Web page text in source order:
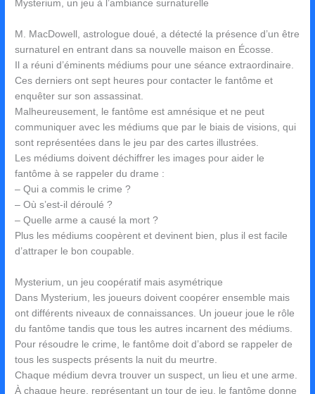
Mysterium, un jeu à l’ambiance surnaturelle
M. MacDowell, astrologue doué, a détecté la présence d’un être
surnaturel en entrant dans sa nouvelle maison en Écosse.
Il a réuni d’éminents médiums pour une séance extraordinaire.
Ces derniers ont sept heures pour contacter le fantôme et
enquêter sur son assassinat.
Malheureusement, le fantôme est amnésique et ne peut
communiquer avec les médiums que par le biais de visions, qui
sont représentées dans le jeu par des cartes illustrées.
Les médiums doivent déchiffrer les images pour aider le
fantôme à se rappeler du drame :
– Qui a commis le crime ?
– Où s’est-il déroulé ?
– Quelle arme a causé la mort ?
Plus les médiums coopèrent et devinent bien, plus il est facile
d’attraper le bon coupable.
Mysterium, un jeu coopératif mais asymétrique
Dans Mysterium, les joueurs doivent coopérer ensemble mais
ont différents niveaux de connaissances. Un joueur joue le rôle
du fantôme tandis que tous les autres incarnent des médiums.
Pour résoudre le crime, le fantôme doit d’abord se rappeler de
tous les suspects présents la nuit du meurtre.
Chaque médium devra trouver un suspect, un lieu et une arme.
À chaque heure, représentant un tour de jeu, le fantôme donne